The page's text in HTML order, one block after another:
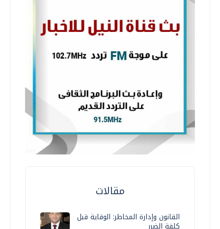
مقالات
القانون وإدارة المخاطر: الوقاية قبل
كلفة الضرر